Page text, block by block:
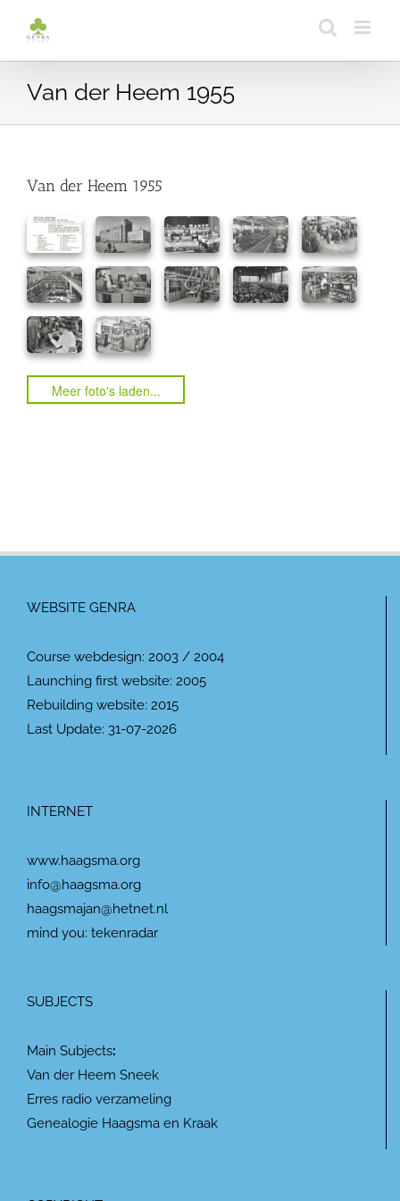
inhoud
Van der Heem 1955
Van der Heem 1955
Meer foto's laden...
WEBSITE GENRA
Course webdesign: 2003 / 2004
Launching first website: 2005
Rebuilding website: 2015
Last Update: 31-07-2026
INTERNET
www.haagsma.org
info@haagsma.org
haagsmajan@hetnet.nl
mind you: tekenradar
SUBJECTS
Main Subjects:
Van der Heem Sneek
Erres radio verzameling
Genealogie Haagsma en Kraak